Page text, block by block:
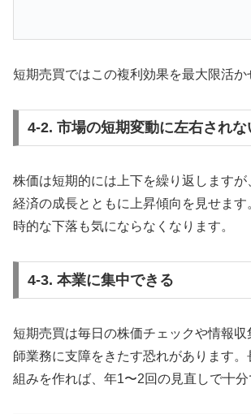
短期売買ではこの複利効果を最大限活か
4-2. 市場の短期変動に左右されな
株価は短期的には上下を繰り返しますが
経済の成長とともに上昇傾向を見せます
時的な下落も気にならなくなります。
4-3. 本業に集中できる
短期売買は毎日の株価チェックや情報収
師業務に支障をきたす恐れがあります
組みを作れば、年1〜2回の見直しで十分